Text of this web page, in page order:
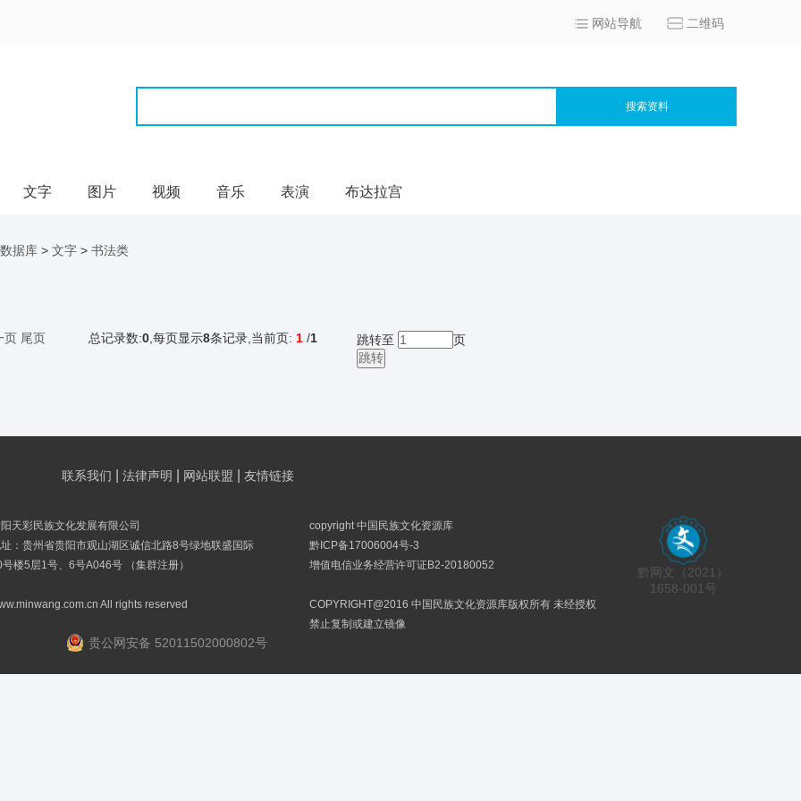
网站导航 二维码
搜索资料
文字 图片 视频 音乐 表演 布达拉宫
据库 > 文字 > 书法类
页 尾页 总记录数:0 ,每页显示8条记录,当前页: 1 /1 跳转至 页
联系我们 法律声明 网站联盟 友情链接
天彩民族文化发展有限公司
：贵州省贵阳市观山湖区诚信北路8号绿地联盛国际
楼5层1号、6号A046号 （集群注册）
All rights reserved
copyright 中国民族文化资源库
黔ICP备17006004号-3
增值电信业务经营许可证B2-20180052
COPYRIGHT@2016 中国民族文化资源库版权所有 未经授权
禁止复制或建立镜像
黔网文（2021）
1658-001号
贵公网安备 52011502000802号